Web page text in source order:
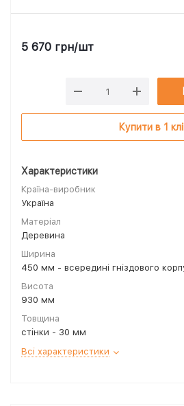
Характеристики
Країна-виробник
Україна
Матеріал
Деревина
Ширина
450 мм - всередині гніздового
Висота
930 мм
Товщина
стінки - 30 мм
Всі характеристики
5 670 грн/шт
Купити в 1